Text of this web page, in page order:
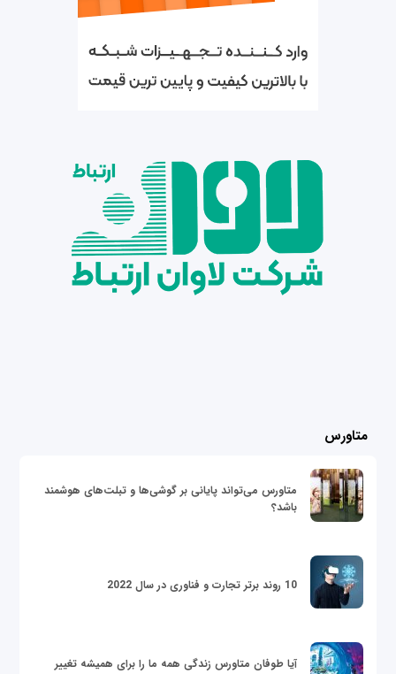
متاورس
متاورس می‌تواند پایانی بر گوشی‌ها و تبلت‌های هوشمند
باشد؟
10 روند برتر تجارت و فناوری در سال 2022
آیا طوفان متاورس زندگی همه ما را برای همیشه تغییر